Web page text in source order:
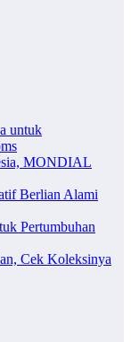
untuk
MONDIAL
Berlian Alami
Pertumbuhan
Cek Koleksinya